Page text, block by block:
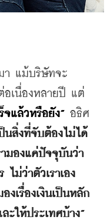
แม้บริษัทจะ
อเนื่องหลายปี แต่
จแล้วหรือยัง” อธิศ
ป็นสิ่งที่จับต้องไม่ได้
มองแค่ปัจจุบันว่า
ม่ว่าตัวเราเอง
งเรื่องเงินเป็นหลัก
ะให้ประเทศบ้าง”